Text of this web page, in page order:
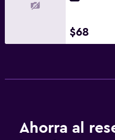
$68
Ahorra al